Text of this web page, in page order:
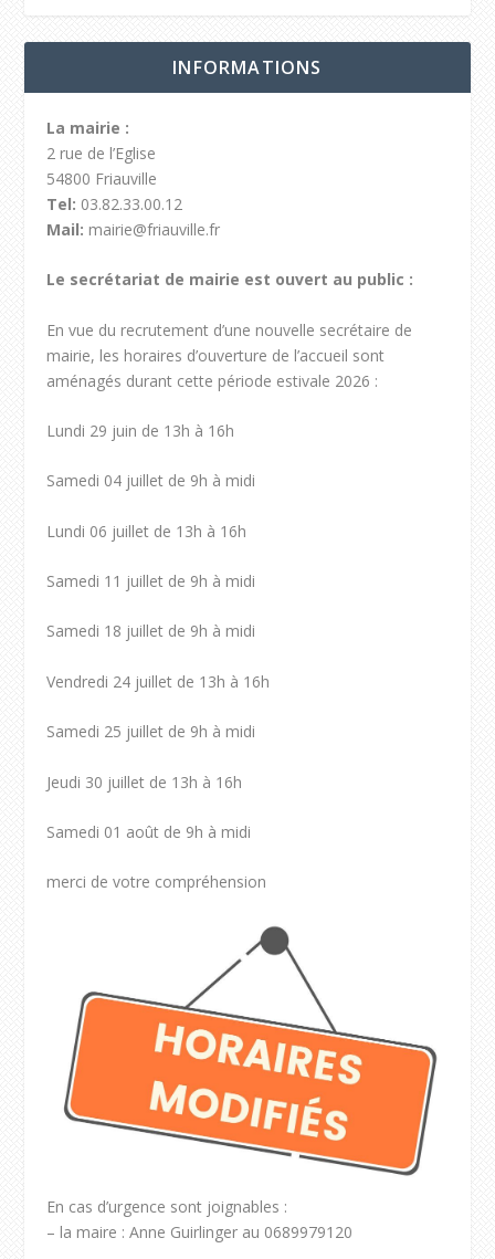
INFORMATIONS
La mairie :
2 rue de l’Eglise
54800 Friauville
Tel: 03.82.33.00.12
Mail: mairie@friauville.fr
Le secrétariat de mairie est ouvert au public :
En vue du recrutement d’une nouvelle secrétaire de
mairie, les horaires d’ouverture de l’accueil sont
aménagés durant cette période estivale 2026 :
Lundi 29 juin de 13h à 16h
Samedi 04 juillet de 9h à midi
Lundi 06 juillet de 13h à 16h
Samedi 11 juillet de 9h à midi
Samedi 18 juillet de 9h à midi
Vendredi 24 juillet de 13h à 16h
Samedi 25 juillet de 9h à midi
Jeudi 30 juillet de 13h à 16h
Samedi 01 août de 9h à midi
merci de votre compréhension
En cas d’urgence sont joignables :
– la maire : Anne Guirlinger au 0689979120